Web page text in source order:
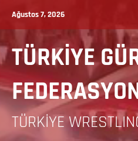
Ağustos 7, 2026
TÜRKİYE
TÜRKİYE